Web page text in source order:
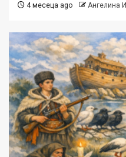
4 месеца ago Ангелина